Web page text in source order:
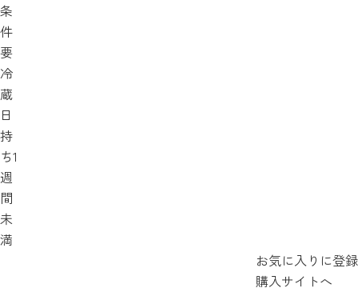
条
件
要
冷
蔵
日
持
ち1
週
間
未
満
お気に入りに登録
購入サイトへ